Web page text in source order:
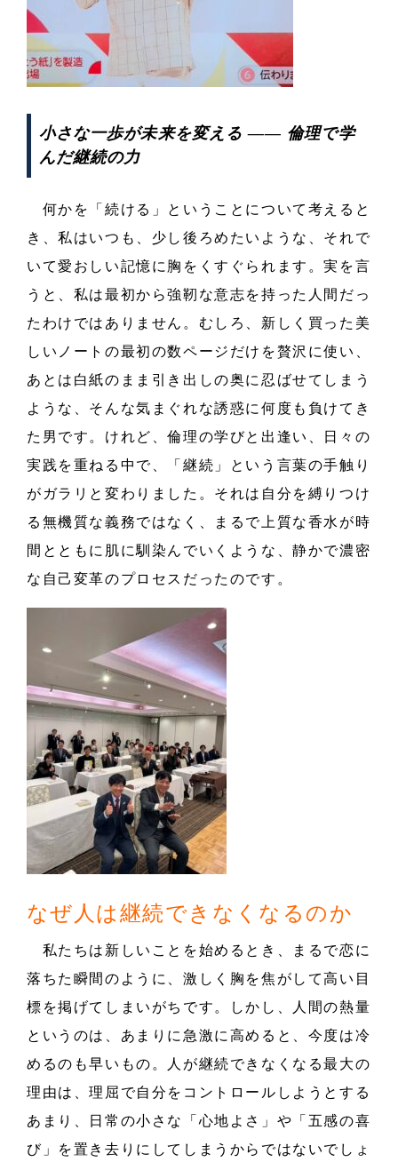
小さな一歩が未来を変える ―― 倫理で学
んだ継続の力
何かを「続ける」ということについて考えると
き、私はいつも、少し後ろめたいような、それで
いて愛おしい記憶に胸をくすぐられます。実を言
うと、私は最初から強靭な意志を持った人間だっ
たわけではありません。むしろ、新しく買った美
しいノートの最初の数ページだけを贅沢に使い、
あとは白紙のまま引き出しの奥に忍ばせてしまう
ような、そんな気まぐれな誘惑に何度も負けてき
た男です。けれど、倫理の学びと出逢い、日々の
実践を重ねる中で、「継続」という言葉の手触り
がガラリと変わりました。それは自分を縛りつけ
る無機質な義務ではなく、まるで上質な香水が時
間とともに肌に馴染んでいくような、静かで濃密
な自己変革のプロセスだったのです。
なぜ人は継続できなくなるのか
私たちは新しいことを始めるとき、まるで恋に
落ちた瞬間のように、激しく胸を焦がして高い目
標を掲げてしまいがちです。しかし、人間の熱量
というのは、あまりに急激に高めると、今度は冷
めるのも早いもの。人が継続できなくなる最大の
理由は、理屈で自分をコントロールしようとする
あまり、日常の小さな「心地よさ」や「五感の喜
び」を置き去りにしてしまうからではないでしょ